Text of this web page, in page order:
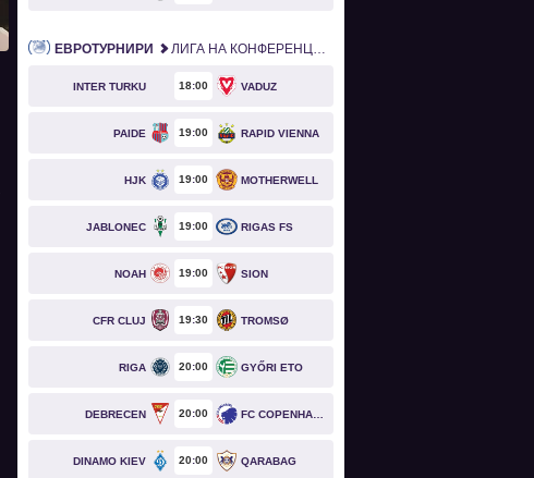
ЕВРОТУРНИРИ ЛИГА НА КОНФЕРЕНЦИИТЕ
INTER TURKU 18 00 VADUZ
PAIDE 19 00 RAPID VIENNA
HJK 19 00 MOTHERWELL
JABLONEC 19 00 RIGAS FS
NOAH 19 00 SION
CFR CLUJ 19 30 TROMSØ
RIGA 20 00 GYŐRI ETO
DEBRECEN 20 00
DINAMO KIEV 20 00 QARABAG